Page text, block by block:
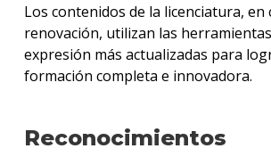
Los contenidos de la licenciatura, en
renovación, utilizan las
expresión más actualizadas para
formación completa e innovadora.
Reconocimientos